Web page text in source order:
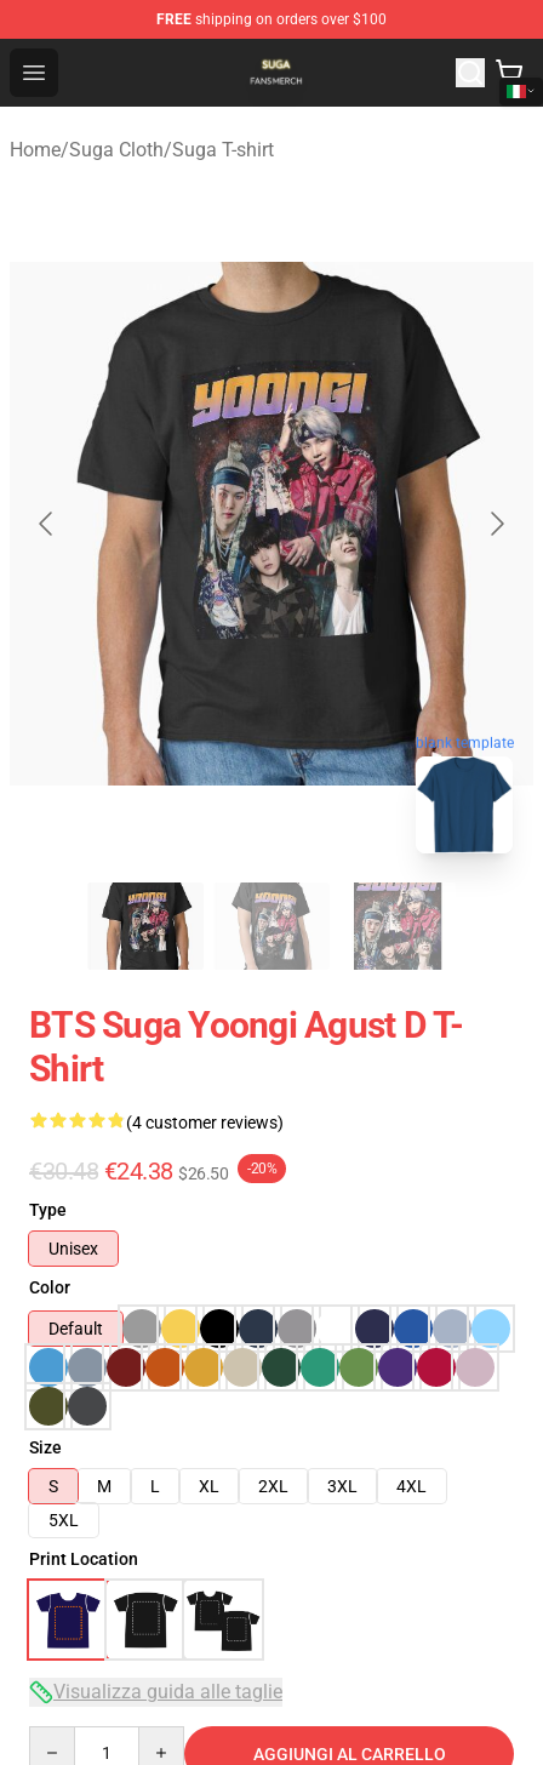
FREE shipping on orders over $100
Open menu
Suga Shop - Official Suga Merchandise Store
Home/Suga Cloth/Suga T-shirt
blank template
BTS Suga Yoongi Agust D T-
Shirt
(4 customer reviews)
€30.48 €24.38 $26.50 -20%
Type
Unisex
Color
Default
Size
S
M L XL 2XL 3XL
4XL
5XL
Print Location
Visualizza guida alle taglie
AGGIUNGI AL CARRELLO